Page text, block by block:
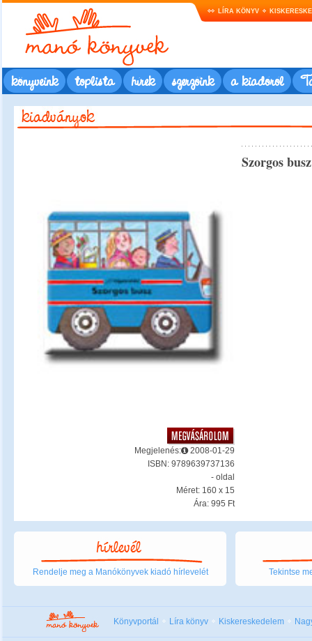
LÍRA KÖNYV
könyveink toplista hírek szerzőink a kiadóról
Megjelenés:
2008-01-29
ISBN: 9789639737136
- oldal
Méret: 160 x 15
Ára: 995 Ft
Szorgos
Rendelje meg a Manókönyvek kiadó hírlevelét Tekintse
Könyvportál Líra könyv Kiskereskedelem